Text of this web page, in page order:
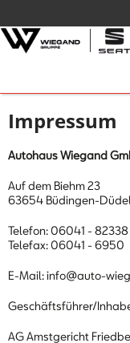
Impressum
Autohaus Wiegand
Auf dem Biehm 23
63654 Büdingen-
Telefon: 06041 -
Telefax: 06041 - 6950
E-Mail: info@auto-
Geschäftsführer/
AG Amstgericht